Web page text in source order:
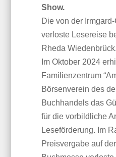
Show.
Die von der
verloste Lesereise
Rheda Wiedenbrück.
Im Oktober 2024
Familienzentrum
Börsenverein des
Buchhandels das
für die vorbildliche
Leseförderung. Im
Preisvergabe auf